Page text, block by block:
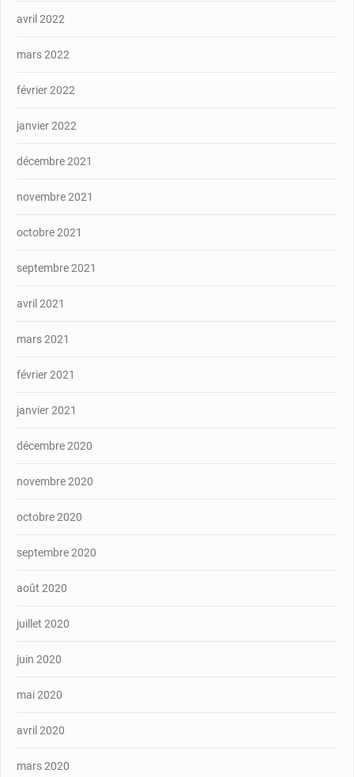
avril 2022
mars 2022
février 2022
janvier 2022
décembre 2021
novembre 2021
octobre 2021
septembre 2021
avril 2021
mars 2021
février 2021
janvier 2021
décembre 2020
novembre 2020
octobre 2020
septembre 2020
août 2020
juillet 2020
juin 2020
mai 2020
avril 2020
mars 2020